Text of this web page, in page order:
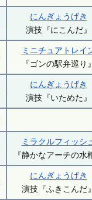
にんぎょうげき
演技『にこんだ』
ミニチュアトレイ
『ゴンの駅弁巡り』
にんぎょうげき
演技『いためた』
ミラクルフィッシ
『静かなアーチの水
にんぎょうげき
演技『ふきこんだ』